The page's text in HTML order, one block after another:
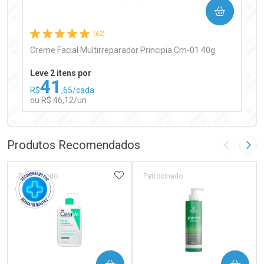
(62)
Creme Facial Multirreparador Principia Cm-01 40g
Leve 2 itens por
R$41 ,65/cada
ou R$ 46,12/un
COMPRAR
Laboratório
Por Menos
Produtos Recomendados Imagem
Patrocinado ADICIONAR AOS FAVORITOS
Patrocinado